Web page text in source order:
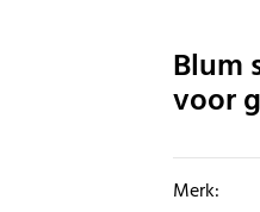
Blum
voor
Merk: